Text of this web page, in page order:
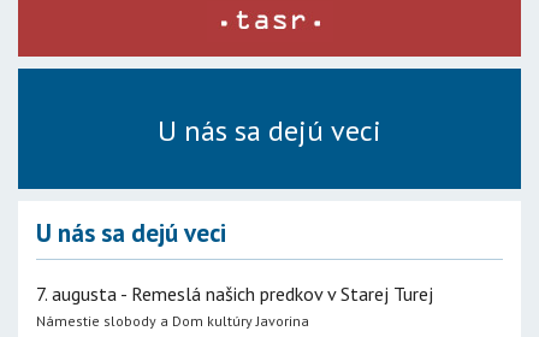
U nás sa dejú veci
U nás sa dejú veci
7. augusta - Remeslá našich predkov v Starej Turej
Námestie slobody a Dom kultúry Javorina